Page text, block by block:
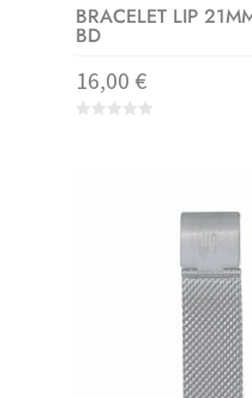
BRACELET LIP
BD
16,00 €